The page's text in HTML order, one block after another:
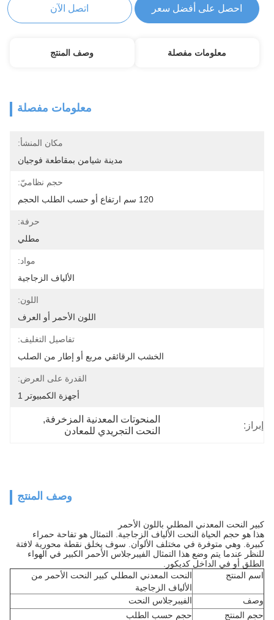
احصل على أفضل سعر اتصل الآن
معلومات مفصلة وصف المنتج
معلومات مفصلة
مكان المنشأ:
مدينة شيامن بمقاطعة فوجيان
حجم نظاميّ:
120 سم ارتفاع أو حسب الطلب الحجم
حرفة:
مطلي
مواد:
الألياف الزجاجية
اللون:
اللون الأحمر أو العرف
تفاصيل التغليف:
الخشب الرقائقي مربع أو إطار من الصلب
القدرة على العرض:
أجهزة الكمبيوتر 1
إبراز:
المنحوتات المعدنية المزخرفة,
النحت التجريدي للمعادن
وصف المنتج
كبير النحت المعدني المطلي باللون الأحمر
هذا هو حجم الحياة النحت الألياف الزجاجية. التمثال هو تفاحة حمراء
كبيرة. وهي متوفرة في مختلف الألوان. سوف يخلق نقطة محورية لافتة
للنظر عندما يتم وضع هذا التمثال الفيبرجلاس الأحمر الكبير في الهواء
الطلق أو في الداخل كديكور.
اسم المنتج
النحت المعدني المطلي كبير النحت الأحمر من
الألياف الزجاجية
وصف
الفيبرجلاس النحت
حجم المنتج
حجم حسب الطلب